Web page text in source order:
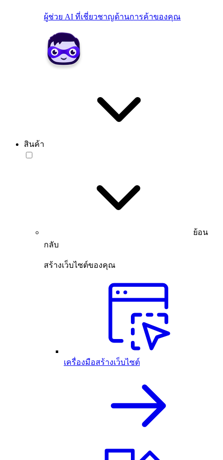
ผู้ช่วย AI ที่เชี่ยวชาญด้านการค้าของคุณ
สินค้า
ย้อน
กลับ
สร้างเว็บไซต์ของคุณ
เครื่องมือสร้างเว็บไซต์